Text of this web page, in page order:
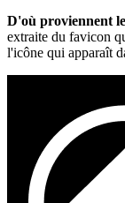
D'où proviennent
extraite du favicon
l'icône qui apparaît